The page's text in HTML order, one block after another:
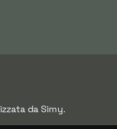
da Simy.